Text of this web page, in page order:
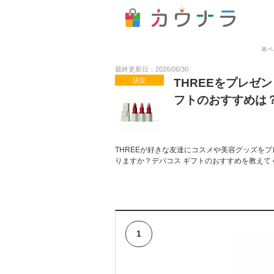
本
最終更新日：2026/06/30
決定
THREEをプレゼ
フトのおすすめは
THREEが好きな友達にコスメや美容グッズを
りますか？デパコス ギフトのおすすめを教えて
1